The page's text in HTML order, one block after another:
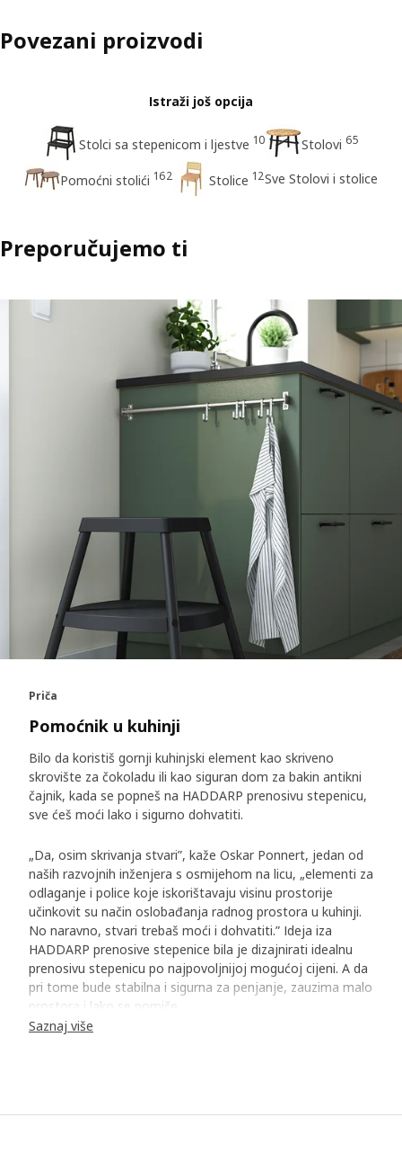
Povezani proizvodi
Istraži još opcija
Stolci sa stepenicom i ljestve 10 Stolovi 65
Pomoćni stolići 162 Stolice 12Sve Stolovi i stolice
Preporučujemo ti
Priča
Pomoćnik u kuhinji
Bilo da koristiš gornji kuhinjski element kao skriveno
skrovište za čokoladu ili kao siguran dom za bakin antikni
čajnik, kada se popneš na HADDARP prenosivu stepenicu,
sve ćeš moći lako i sigurno dohvatiti.
„Da, osim skrivanja stvari”, kaže Oskar Ponnert, jedan od
naših razvojnih inženjera s osmijehom na licu, „elementi za
odlaganje i police koje iskorištavaju visinu prostorije
učinkovit su način oslobađanja radnog prostora u kuhinji.
No naravno, stvari trebaš moći i dohvatiti.” Ideja iza
HADDARP prenosive stepenice bila je dizajnirati idealnu
prenosivu stepenicu po najpovoljnijoj mogućoj cijeni. A da
pri tome bude stabilna i sigurna za penjanje, zauzima malo
prostora i lako se pomiče.
značila zadovoljavanje svih ključnih preduvjeta za
Saznaj više